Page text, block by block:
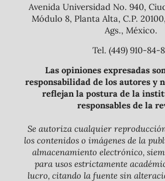
Avenida Universidad No. 940,
Módulo 8, Planta Alta, C.P.
Ags., México.
Tel. (449) 910-84-
Las opiniones expresadas
responsabilidad de los autores y
reflejan la postura de la
responsables de la
Se autoriza cualquier
los contenidos o imágenes de la
almacenamiento electrónico,
para usos estrictamente
lucro, citando la fuente sin